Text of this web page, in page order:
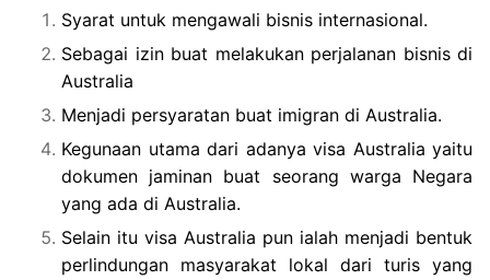
Syarat untuk mengawali bisnis internasional.
Sebagai izin buat melakukan perjalanan bisnis di
Australia
Menjadi persyaratan buat imigran di Australia.
Kegunaan utama dari adanya visa Australia yaitu
dokumen jaminan buat seorang warga Negara
yang ada di Australia.
Selain itu visa Australia pun ialah menjadi bentuk
perlindungan masyarakat lokal dari turis yang